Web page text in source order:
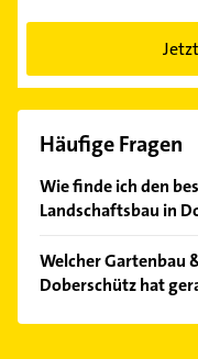
Häufige Fragen
Wie finde ich den
Landschaftsbau in
Kundenmeinungen
Empfehlungen. Die
einfach nach
Welcher Gartenbau
Doberschütz hat
Im Anbieter-Bereich